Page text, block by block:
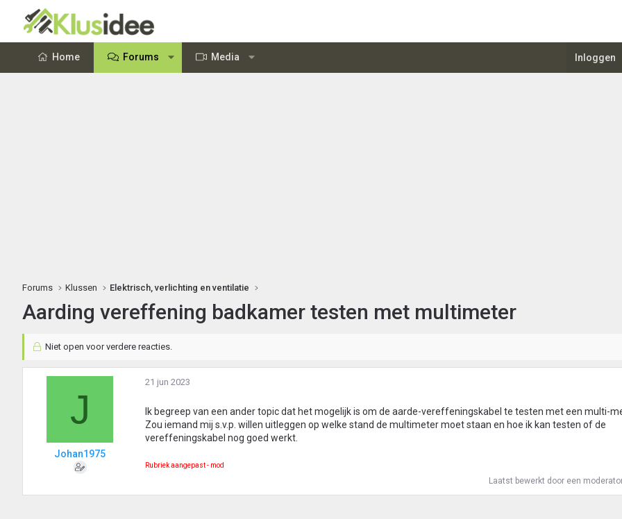
Home Forums Media Inloggen
Forums Klussen Elektrisch, verlichting en ventilatie
Aarding vereffening badkamer testen met multimeter
Niet open voor verdere reacties.
J
Johan1975
21 jun 2023
Ik begreep van een ander topic dat het mogelijk is om de aarde-vereffeningskabel te testen met een multi-
Zou iemand mij s.v.p. willen uitleggen op welke stand de multimeter moet staan en hoe ik kan testen of de
vereffeningskabel nog goed werkt.
Rubriek aangepast - mod
Laatst bewerkt door een